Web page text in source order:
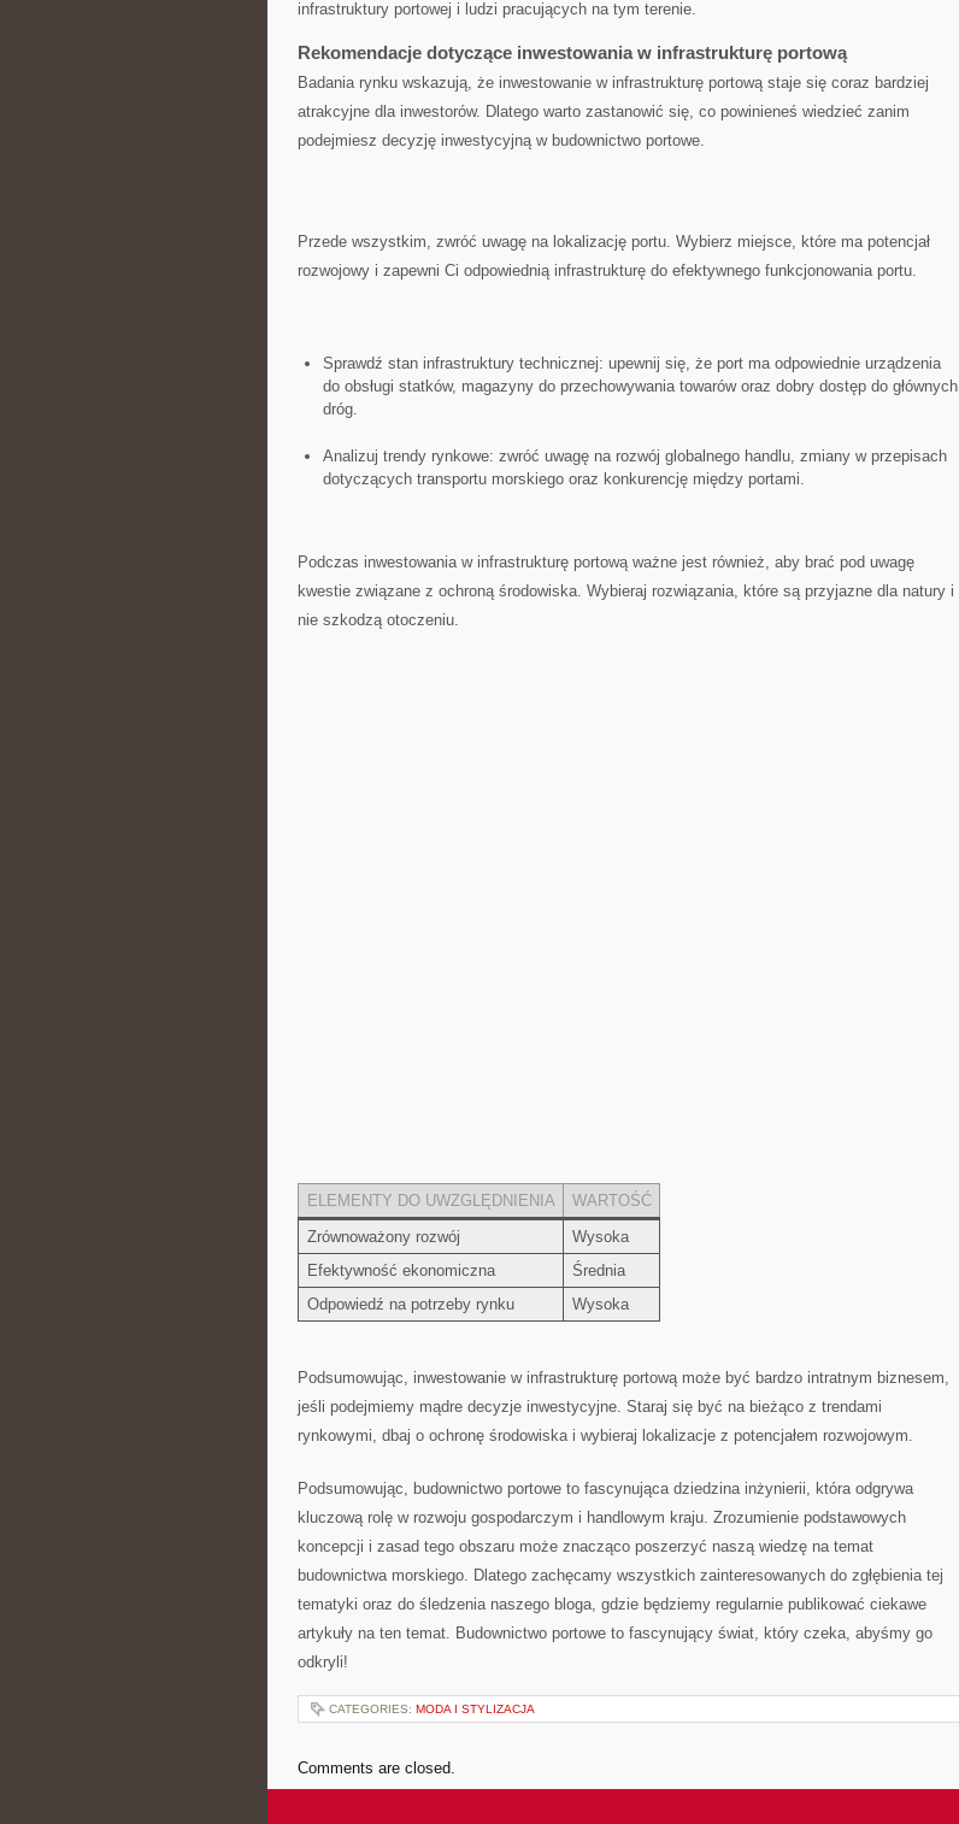
infrastruktury portowej​ i‌ ludzi pracujących​ na tym terenie.
Rekomendacje ⁣dotyczące inwestowania ⁢w​ infrastrukturę portową
Badania rynku wskazują, że inwestowanie‌ w⁣ infrastrukturę portową ​staje ‍się coraz bardziej
atrakcyjne dla ‌inwestorów. Dlatego ⁣warto ⁤zastanowić się, ⁣co powinieneś wiedzieć zanim⁣
podejmiesz decyzję inwestycyjną w ⁤budownictwo portowe.
Przede wszystkim, zwróć uwagę na ⁣lokalizację‌ portu. Wybierz miejsce, które ma‌ potencjał
⁣rozwojowy i zapewni Ci odpowiednią infrastrukturę do efektywnego funkcjonowania ​portu.
Sprawdź stan infrastruktury technicznej: ​upewnij się, że ⁣port ma odpowiednie ⁢urządzenia⁣
do​ obsługi statków, ⁣magazyny do przechowywania ⁢towarów oraz dobry ​dostęp do głównych
dróg.
Analizuj trendy rynkowe: zwróć⁢ uwagę‍ na ⁤rozwój globalnego handlu, ⁣zmiany w przepisach
⁢dotyczących transportu morskiego ​oraz konkurencję między portami.
Podczas inwestowania w infrastrukturę ⁣portową ważne jest‍ również,‍ aby brać pod uwagę
‌kwestie‌ związane⁤ z ochroną środowiska. Wybieraj rozwiązania, które są przyjazne dla ‍natury i
nie szkodzą otoczeniu.
ELEMENTY DO UWZGLĘDNIENIA
WARTOŚĆ
Zrównoważony rozwój
Wysoka
Efektywność ekonomiczna
Średnia
Odpowiedź na potrzeby rynku
Wysoka
Podsumowując, inwestowanie⁣ w​ infrastrukturę​ portową może być bardzo intratnym​ biznesem,
⁣jeśli podejmiemy mądre​ decyzje inwestycyjne. Staraj się ⁤być na ​bieżąco z trendami
rynkowymi, dbaj o ochronę środowiska i wybieraj lokalizacje z‍ potencjałem rozwojowym.
Podsumowując, budownictwo portowe to fascynująca⁣ dziedzina inżynierii, która odgrywa
kluczową ⁤rolę ‍w rozwoju gospodarczym ⁤i handlowym‌ kraju. Zrozumienie podstawowych
⁣koncepcji⁤ i zasad tego obszaru ⁢może znacząco poszerzyć ⁣naszą‍ wiedzę na temat
‌budownictwa morskiego. Dlatego zachęcamy ‍wszystkich zainteresowanych do zgłębienia‌ tej
tematyki ⁤oraz do śledzenia⁢ naszego bloga,‍ gdzie będziemy​ regularnie publikować ​ciekawe
artykuły na ten temat. Budownictwo portowe ‌to fascynujący świat, ⁤który czeka, abyśmy go
odkryli!
CATEGORIES: MODA I STYLIZACJA
Comments are closed.